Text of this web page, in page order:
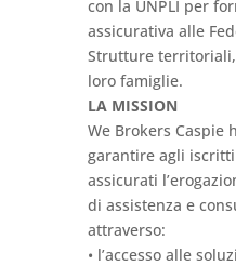
con la UNPLI per
assicurativa alle
Strutture
loro famiglie.
LA MISSION
We Brokers Caspie
garantire agli
assicurati
di assistenza e
attraverso:
• l’accesso alle